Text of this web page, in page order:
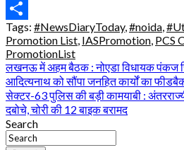
Email
Share
Tags: #NewsDiaryToday,#noida,
Promotion List, IASPromotion, PCS
PromotionList
Post
navigation
लखनऊ में अहम बैठक : नोएडा विधायक पंकज
आदित्यनाथ को सौंपा जनहित कार्यों का
सेक्टर-63 पुलिस की बड़ी कामयाबी :
दबोचे, चोरी की 12 बाइक बरामद
Search